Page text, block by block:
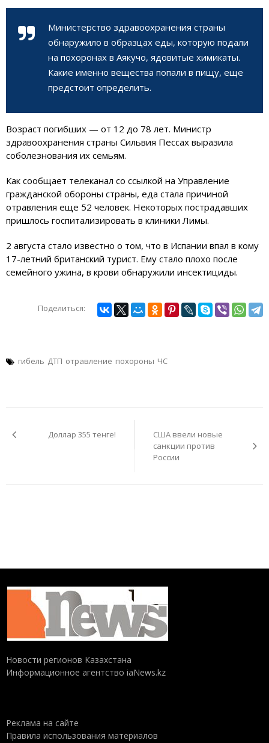
Министерство здравоохранения страны
обнаружило в образцах еды, которую подали
на похоронах в Аякучо, ядовитые химикаты.
Какие именно вещества попали в пищу, еще
предстоит определить.
Возраст погибших — от 12 до 78 лет. Министр
здравоохранения страны Сильвия Пессах выразила
соболезнования их семьям.
Как сообщает телеканал со ссылкой на Управление
гражданской обороны страны, еда стала причиной
отравления еще 52 человек. Некоторых пострадавших
пришлось госпитализировать в клиники Лимы.
2 августа стало известно о том, что в Испании впал в кому
17-летний британский турист. Ему стало плохо после
семейного ужина, в крови обнаружили инсектициды.
Поделиться:
гибель ДТП отравление похороны ЧС
записям
Доллар 355 тенге!
США ввели новые
санкции против
России
Новости регионов Казахстана
Информационное агентство iaNews.kz
Реклама на сайте
Правила использования материалов